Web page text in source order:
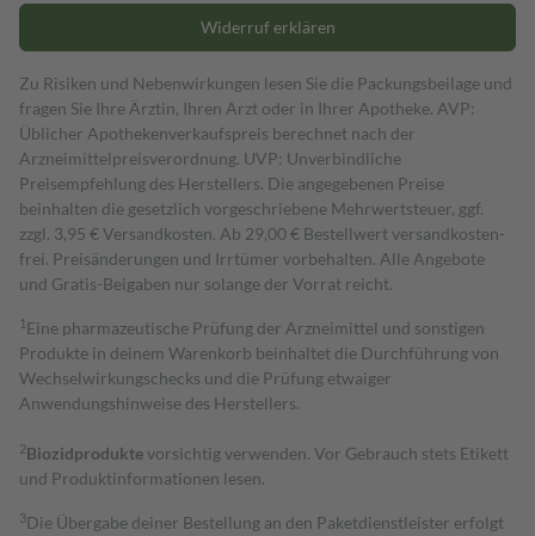
Widerruf erklären
Zu Risiken und Nebenwirkungen lesen Sie die Packungsbeilage und
fragen Sie Ihre Ärztin, Ihren Arzt oder in Ihrer Apotheke. AVP:
Üblicher Apothekenverkaufspreis berechnet nach der
Arzneimittelpreisverordnung. UVP: Unverbindliche
Preisempfehlung des Herstellers. Die angegebenen Preise
beinhalten die gesetzlich vorgeschriebene Mehrwertsteuer, ggf.
zzgl. 3,95 € Versandkosten. Ab 29,00 € Bestell­wert versand­kosten­
frei. Preisänderungen und Irrtümer vorbehalten. Alle Angebote
und Gratis-Beigaben nur solange der Vorrat reicht.
1 Eine pharmazeutische Prüfung der Arzneimittel und sonstigen
Produkte in deinem Warenkorb beinhaltet die Durchführung von
Wechselwirkungschecks und die Prüfung etwaiger
Anwendungshinweise des Herstellers.
2Biozidproduktevorsichtig verwenden. Vor Gebrauch stets Etikett
und Produktinformationen lesen.
3Die Übergabe deiner Bestellung an den Paketdienstleister erfolgt